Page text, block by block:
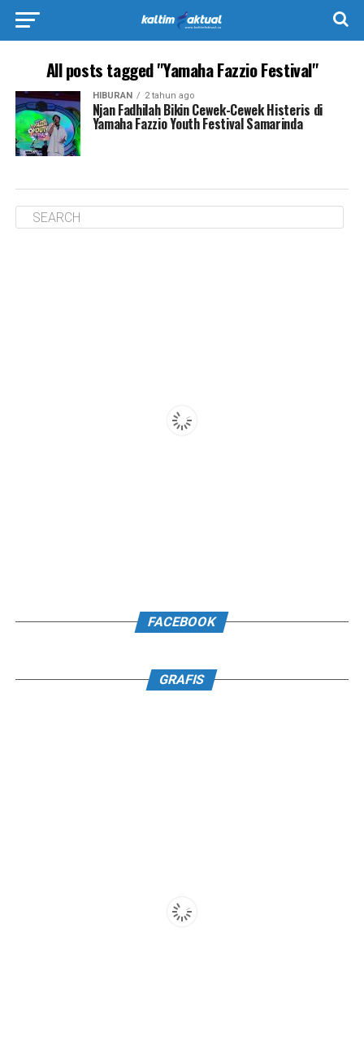
All posts tagged "Yamaha Fazzio Festival"
HIBURAN 2 tahun ago
Njan Fadhilah Bikin Cewek-Cewek Histeris di
Yamaha Fazzio Youth Festival Samarinda
FACEBOOK
GRAFIS